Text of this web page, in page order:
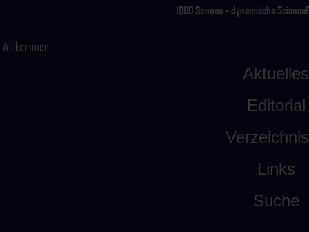
1000 Sonnen - dynamische
Willkommen
Aktuelles
Editorial
Links
Suche